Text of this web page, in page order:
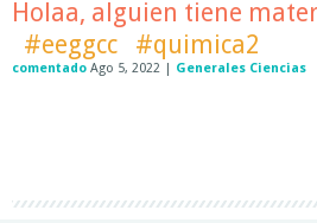
Holaa, alguien tiene
#eeggcc
#quimica2
comentado Ago 5, 2022 | Generales Ciencias